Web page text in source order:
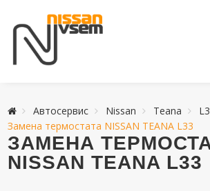
Автосервис Nissan Teana
Замена термостата NISSAN TEANA L33
ЗАМЕНА
NISSAN TEANA L33